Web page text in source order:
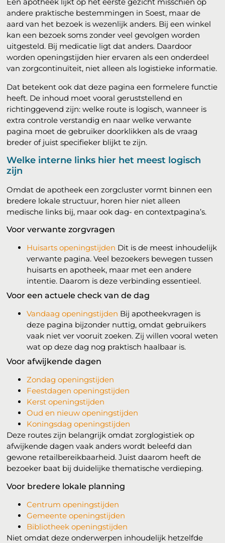
andere praktische bestemmingen in Soest, maar de
aard van het bezoek is wezenlijk anders. Bij een winkel
kan een bezoek soms zonder veel gevolgen worden
uitgesteld. Bij medicatie ligt dat anders. Daardoor
worden openingstijden hier ervaren als een onderdeel
van zorgcontinuïteit, niet alleen als logistieke informatie.
Dat betekent ook dat deze pagina een formelere functie
heeft. De inhoud moet vooral geruststellend en
richtinggevend zijn: welke route is logisch, wanneer is
extra controle verstandig en naar welke verwante
pagina moet de gebruiker doorklikken als de vraag
breder of juist specifieker blijkt te zijn.
Welke interne links hier het meest logisch
zijn
Omdat de apotheek een zorgcluster vormt binnen een
bredere lokale structuur, horen hier niet alleen
medische links bij, maar ook dag- en contextpagina’s.
Voor verwante zorgvragen
Huisarts openingstijden Dit is de meest inhoudelijk
verwante pagina. Veel bezoekers bewegen tussen
huisarts en apotheek, maar met een andere
intentie. Daarom is deze verbinding essentieel.
Voor een actuele check van de dag
Vandaag openingstijden Bij apotheekvragen is
deze pagina bijzonder nuttig, omdat gebruikers
vaak niet ver vooruit zoeken. Zij willen vooral weten
wat op deze dag nog praktisch haalbaar is.
Voor afwijkende dagen
Zondag openingstijden
Feestdagen openingstijden
Kerst openingstijden
Oud en nieuw openingstijden
Koningsdag openingstijden
Deze routes zijn belangrijk omdat zorglogistiek op
afwijkende dagen vaak anders wordt beleefd dan
gewone retailbereikbaarheid. Juist daarom heeft de
bezoeker baat bij duidelijke thematische verdieping.
Voor bredere lokale planning
Centrum openingstijden
Gemeente openingstijden
Bibliotheek openingstijden
Niet omdat deze onderwerpen inhoudelijk hetzelfde